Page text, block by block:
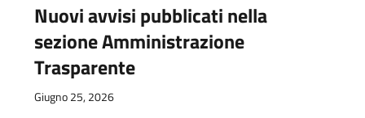
Nuovi avvisi pubblicati nella
sezione Amministrazione
Trasparente
Giugno 25, 2026